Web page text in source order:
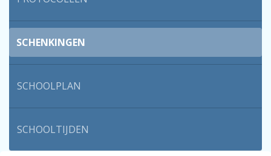
SCHENKINGEN
SCHOOLPLAN
SCHOOLTIJDEN